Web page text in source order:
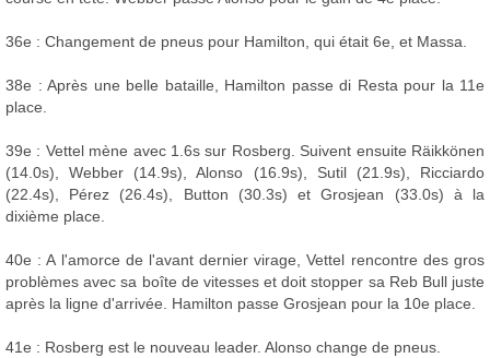
36e : Changement de pneus pour Hamilton, qui était 6e, et Massa.
38e : Après une belle bataille, Hamilton passe di Resta pour la 11e
place.
39e : Vettel mène avec 1.6s sur Rosberg. Suivent ensuite Räikkönen
(14.0s), Webber (14.9s), Alonso (16.9s), Sutil (21.9s), Ricciardo
(22.4s), Pérez (26.4s), Button (30.3s) et Grosjean (33.0s) à la
dixième place.
40e : A l'amorce de l'avant dernier virage, Vettel rencontre des gros
problèmes avec sa boîte de vitesses et doit stopper sa Reb Bull juste
après la ligne d'arrivée. Hamilton passe Grosjean pour la 10e place.
41e : Rosberg est le nouveau leader. Alonso change de pneus.